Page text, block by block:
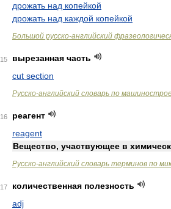
дрожать над копейкой
дрожать над каждой копейкой
Большой русско-английский
15
вырезанная часть
cut section
Русско-английский словарь по
16
реагент
reagent
Вещество, участвующее в
Русско-английский словарь терминов по
17
количественная полезность
adj